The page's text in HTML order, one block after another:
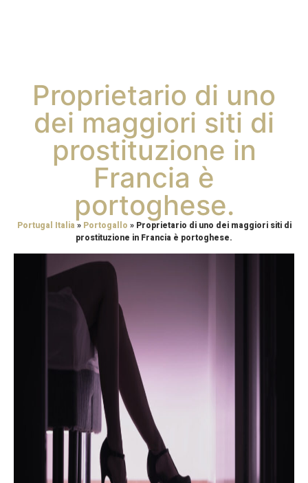
Proprietario di uno
dei maggiori siti di
prostituzione in
Francia è
portoghese.
Portugal Italia » Portogallo » Proprietario di uno dei maggiori siti di
prostituzione in Francia è portoghese.